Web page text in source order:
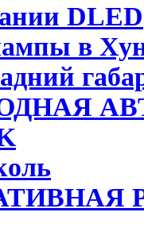
DLED
в